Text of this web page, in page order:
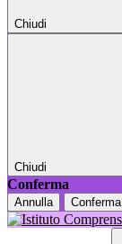
Chiudi
Chiudi
Conferma
Annulla Conferma